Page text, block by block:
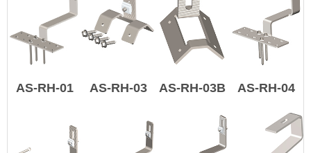
AS-RH-01 AS-RH-03 AS-RH-03B AS-RH-04